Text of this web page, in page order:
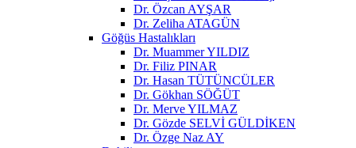
Dr. Özcan AYŞAR
Dr. Zeliha ATAGÜN
Göğüs Hastalıkları
Dr. Muammer YILDIZ
Dr. Filiz PINAR
Dr. Hasan TÜTÜNCÜLER
Dr. Gökhan SÖĞÜT
Dr. Merve YILMAZ
Dr. Gözde SELVİ GÜLDİKEN
Dr. Özge Naz AY